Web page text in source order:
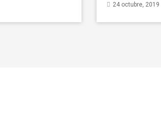
24 octubre, 2019